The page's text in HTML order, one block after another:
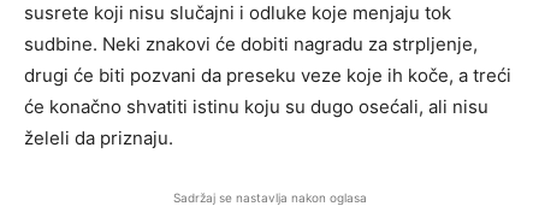
susrete koji nisu slučajni i odluke koje menjaju tok
sudbine. Neki znakovi će dobiti nagradu za strpljenje,
drugi će biti pozvani da preseku veze koje ih koče, a treći
će konačno shvatiti istinu koju su dugo osećali, ali nisu
želeli da priznaju.
Sadržaj se nastavlja nakon oglasa